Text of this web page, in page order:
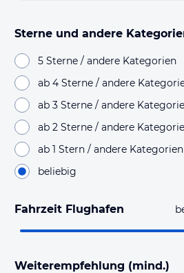
Sterne und andere
5 Sterne / andere Kategorien
ab 4 Sterne / andere
ab 3 Sterne / andere
ab 2 Sterne / andere
ab 1 Stern / andere Kategorien
beliebig
Fahrzeit Flughafen
Weiterempfehlung (mind.)